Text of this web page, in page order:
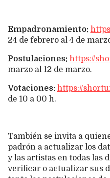
Empadronamiento:
24 de febrero al 4 de
Postulaciones: https://
marzo al 12 de marzo.
Votaciones: https://
de 10 a 00 h.
También se invita a
padrón a actualizar los
y las artistas en todas las
verificar o actualizar sus